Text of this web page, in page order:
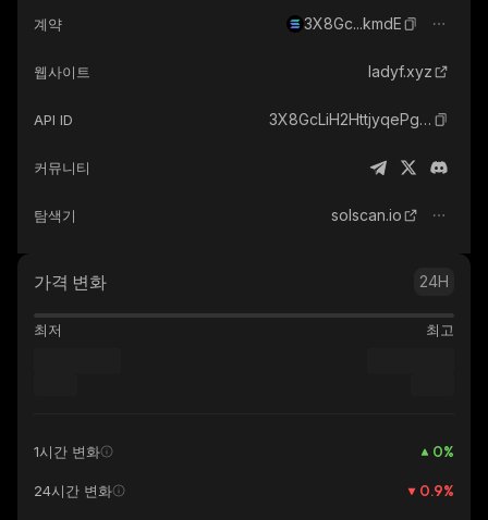
계약 3X8Gc...kmdE
웹사이트 ladyf.xyz
API ID 3X8GcLiH2HttjyqePg7MazpMbwbgq5URUMTyDz5tkmdE_solana
커뮤니티
탐색기 solscan.io
가격 변화 24H
최저 최고
1시간 변화 0%
24시간 변화 0.9%